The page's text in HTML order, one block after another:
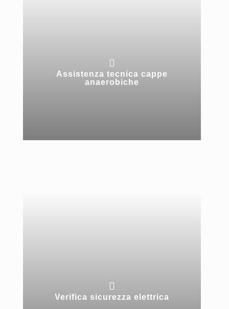

Assistenza tecnica cappe
anaerobiche

Verifica sicurezza elettrica